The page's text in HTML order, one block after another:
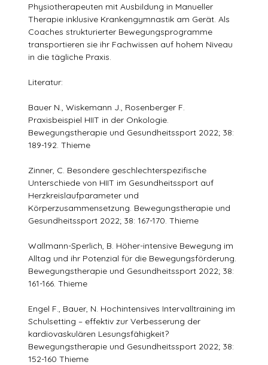
Physiotherapeuten mit Ausbildung in Manueller
Therapie inklusive Krankengymnastik am Gerät. Als
Coaches strukturierter Bewegungsprogramme
transportieren sie ihr Fachwissen auf hohem Niveau
in die tägliche Praxis.
Literatur:
Bauer N., Wiskemann J., Rosenberger F.
Praxisbeispiel HIIT in der Onkologie.
Bewegungstherapie und Gesundheitssport 2022; 38:
189-192. Thieme
Zinner, C. Besondere geschlechterspezifische
Unterschiede von HIIT im Gesundheitssport auf
Herzkreislaufparameter und
Körperzusammensetzung. Bewegungstherapie und
Gesundheitssport 2022; 38: 167-170. Thieme
Wallmann-Sperlich, B. Höher-intensive Bewegung im
Alltag und ihr Potenzial für die Bewegungsförderung.
Bewegungstherapie und Gesundheitssport 2022; 38:
161-166. Thieme
Engel F., Bauer, N. Hochintensives Intervalltraining im
Schulsetting – effektiv zur Verbesserung der
kardiovaskulären Lesungsfähigkeit?
Bewegungstherapie und Gesundheitssport 2022; 38:
152-160 Thieme